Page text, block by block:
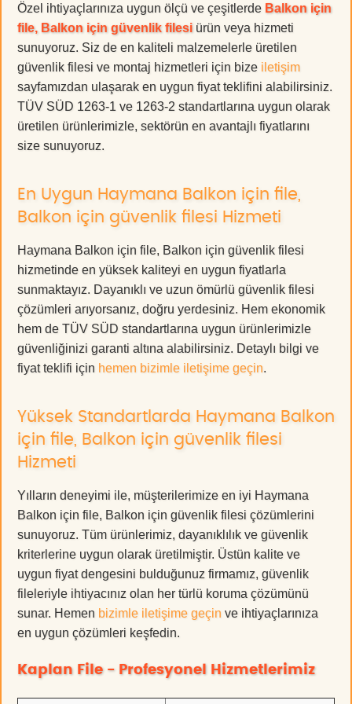
Özel ihtiyaçlarınıza uygun ölçü ve çeşitlerde Balkon için
file, Balkon için güvenlik filesi ürün veya hizmeti
sunuyoruz. Siz de en kaliteli malzemelerle üretilen
güvenlik filesi ve montaj hizmetleri için bize iletişim
sayfamızdan ulaşarak en uygun fiyat teklifini alabilirsiniz.
TÜV SÜD 1263-1 ve 1263-2 standartlarına uygun olarak
üretilen ürünlerimizle, sektörün en avantajlı fiyatlarını
size sunuyoruz.
En Uygun Haymana Balkon için file,
Balkon için güvenlik filesi Hizmeti
Haymana Balkon için file, Balkon için güvenlik filesi
hizmetinde en yüksek kaliteyi en uygun fiyatlarla
sunmaktayız. Dayanıklı ve uzun ömürlü güvenlik filesi
çözümleri arıyorsanız, doğru yerdesiniz. Hem ekonomik
hem de TÜV SÜD standartlarına uygun ürünlerimizle
güvenliğinizi garanti altına alabilirsiniz. Detaylı bilgi ve
fiyat teklifi için hemen bizimle iletişime geçin.
Yüksek Standartlarda Haymana Balkon
için file, Balkon için güvenlik filesi
Hizmeti
Yılların deneyimi ile, müşterilerimize en iyi Haymana
Balkon için file, Balkon için güvenlik filesi çözümlerini
sunuyoruz. Tüm ürünlerimiz, dayanıklılık ve güvenlik
kriterlerine uygun olarak üretilmiştir. Üstün kalite ve
uygun fiyat dengesini bulduğunuz firmamız, güvenlik
fileleriyle ihtiyacınız olan her türlü koruma çözümünü
sunar. Hemen bizimle iletişime geçin ve ihtiyaçlarınıza
en uygun çözümleri keşfedin.
Kaplan File - Profesyonel Hizmetlerimiz